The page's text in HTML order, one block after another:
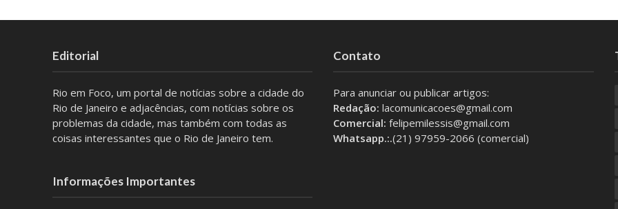
Editorial
Rio em Foco, um portal de notícias sobre a cidade do
Rio de Janeiro e adjacências, com notícias sobre os
problemas da cidade, mas também com todas as
coisas interessantes que o Rio de Janeiro tem.
Informações Importantes
Contato
Para anunciar ou publicar artigos:
Redação: lacomunicacoes@gmail.com
Comercial: felipemilessis@gmail.com
Whatsapp.:.(21) 97959-2066 (comercial)